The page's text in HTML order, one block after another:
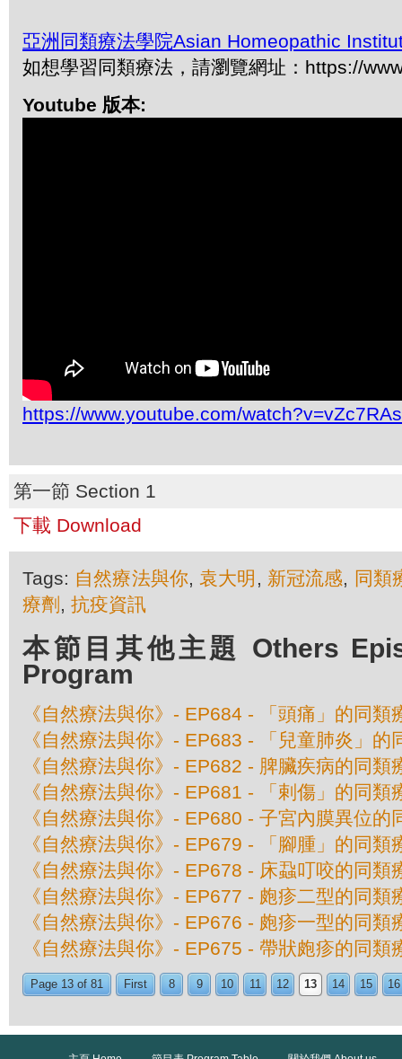
亞洲同類療法學院Asian Homeopathic
如想學習同類療法，請瀏覽網址：https://
Youtube 版本:
https://www.youtube.com/
第一節 Section 1
下載 Download
Tags: 自然療法與你,袁大明 , 新冠流感, 同類
療劑 , 抗疫資訊
本節目其他主題 Others
Program
《自然療法與你》- EP684 - 「頭痛」的同類
《自然療法與你》- EP683 - 「兒童肺炎」的
《自然療法與你》- EP682 - 脾臟疾病的同類
《自然療法與你》- EP681 - 「剌傷」的同類
《自然療法與你》- EP680 - 子宮內膜異位的
《自然療法與你》- EP679 - 「腳腫」的同類
《自然療法與你》- EP678 - 床蝨叮咬的同類
《自然療法與你》- EP677 - 皰疹二型的同類
《自然療法與你》- EP676 - 皰疹一型的同類
《自然療法與你》- EP675 - 帶狀皰疹的同類
Page 13 of 81 First 8 9 10 11 12 13 14 15 16